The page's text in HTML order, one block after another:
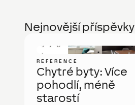
Nejnovější příspěvky
REFERENCE
Chytré byty: Více
pohodlí, méně
starostí